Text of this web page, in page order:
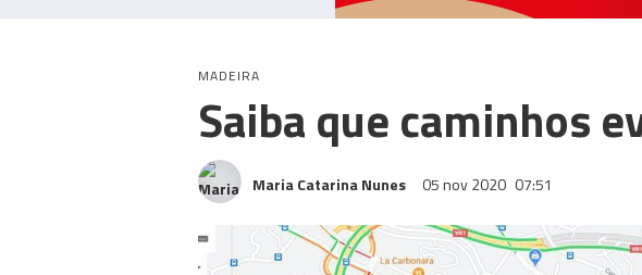
MADEIRA
Saiba que caminhos
Maria Catarina Nunes 05 nov 2020 07:51